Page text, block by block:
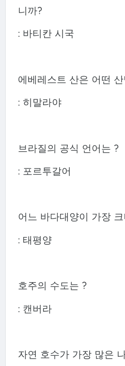
니까?
: 바티칸 시국
에베레스트 산은 어떤
: 히말라야
브라질의 공식 언어는 ?
: 포르투갈어
어느 바다대양이 가장
: 태평양
호주의 수도는 ?
: 캔버라
자연 호수가 가장 많은